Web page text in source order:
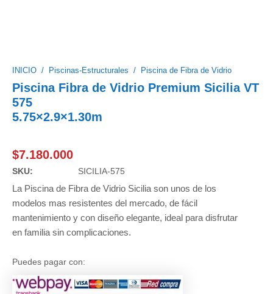
INICIO/ Piscinas-Estructurales / Piscina de Fibra de Vidrio
Piscina Fibra de Vidrio Premium Sicilia VT
575
5.75×2.9×1.30m
$7.180.000
SKU: SICILIA-575
La Piscina de Fibra de Vidrio Sicilia son unos de los
modelos mas resistentes del mercado, de fácil
mantenimiento y con diseño elegante, ideal para disfrutar
en familia sin complicaciones.
Puedes pagar con: